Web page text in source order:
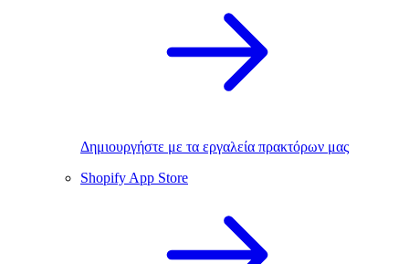
Δημιουργήστε με τα εργαλεία πρακτόρων μας
Shopify App Store